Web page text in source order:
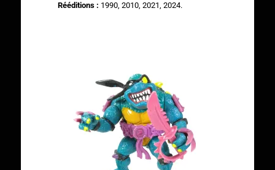
Rééditions : 1990, 2010, 2021, 2024.